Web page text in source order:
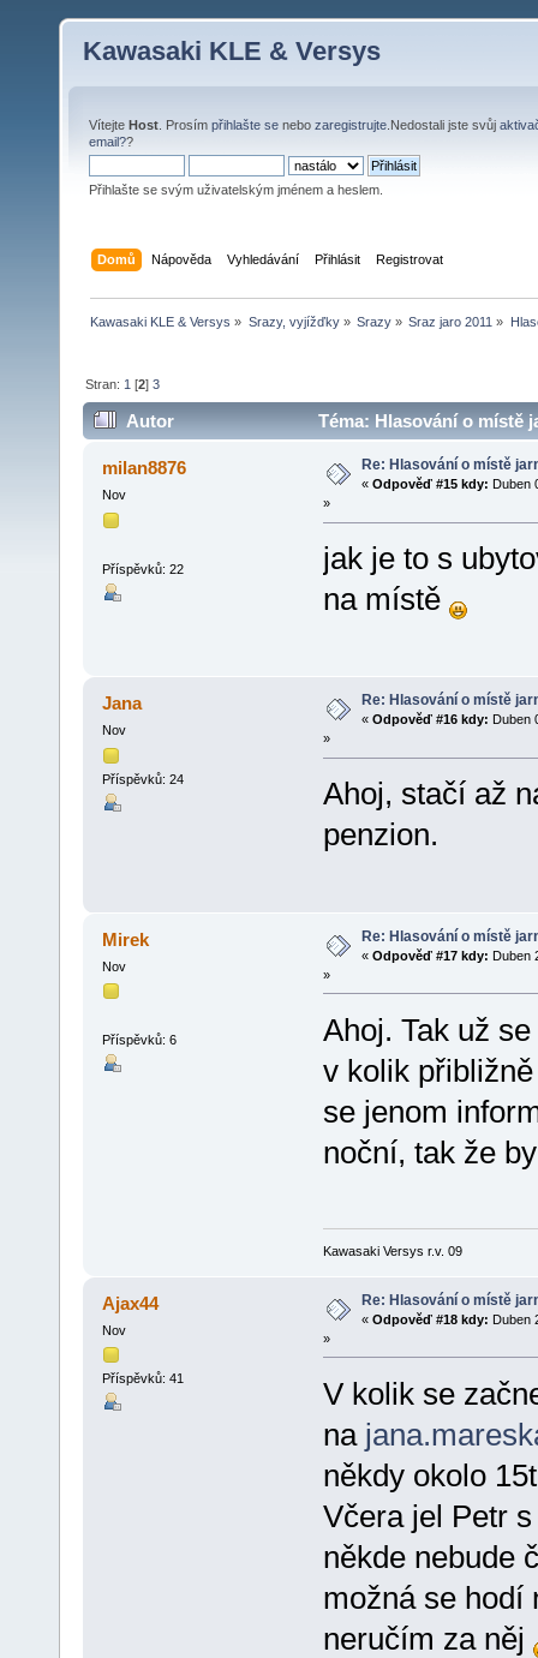
Kawasaki KLE & Versys
Vítejte Host . Prosím přihlašte se nebo zaregistrujte .Nedostali jste svůj
email??
Přihlašte se svým uživatelským jménem a heslem.
Domů Nápověda Vyhledávání Přihlásit Registrovat
Kawasaki KLE & Versys » Srazy, vyjížďky» Srazy» Sraz jaro 2011 »
Stran: 1 [2]3
Autor Téma: Hlasování o místě
milan8876
Nov
Příspěvků: 22
Re: Hlasování o místě
« Odpověď #15 kdy: Duben
»
jak je to s
na místě
Jana
Nov
Příspěvků: 24
Re: Hlasování o místě
« Odpověď #16 kdy: Duben
»
Ahoj, stačí až
penzion.
Mirek
Nov
Příspěvků: 6
Re: Hlasování o místě
« Odpověď #17 kdy: Duben
»
Ahoj. Tak už
v kolik
se jenom
noční, tak že
Kawasaki Versys r.v. 09
Ajax44
Nov
Příspěvků: 41
Re: Hlasování o místě
« Odpověď #18 kdy: Duben
»
V kolik se
na
někdy okolo
Včera jel Petr
někde nebude
možná se hodí
neručím za něj